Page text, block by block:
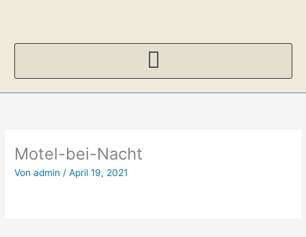
Motel-bei-Nacht
Vonadmin/April 19, 2021